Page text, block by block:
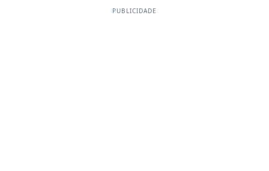
PUBLICIDADE